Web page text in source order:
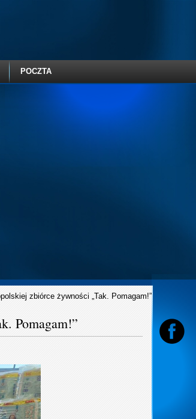
POCZTA
zbiórce żywności „Tak. Pomagam!”
Pomagam!”